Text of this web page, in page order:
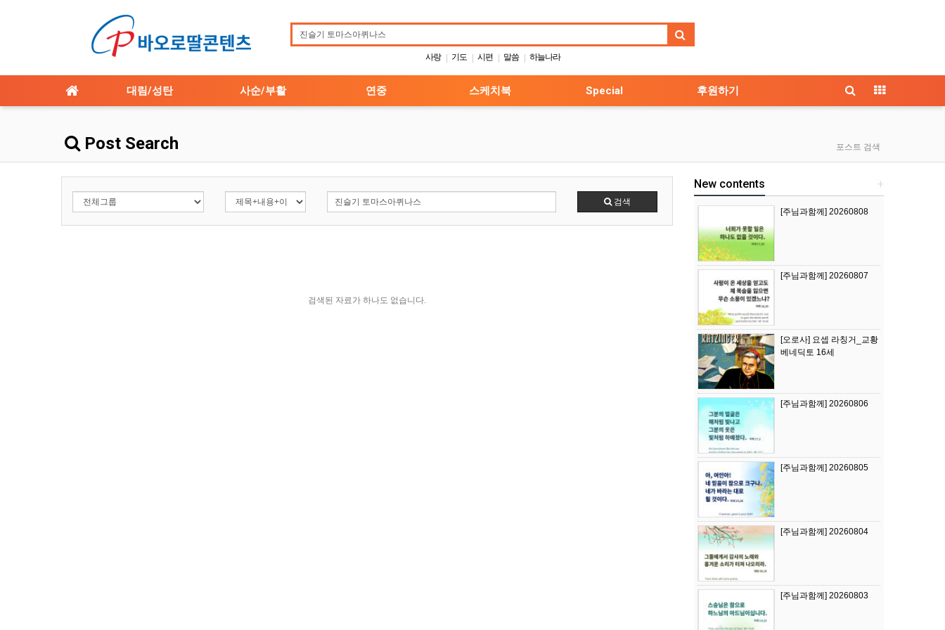
사랑 | 기도 | 시편 | 말씀 | 하늘나라
대림/성탄 사순/부활 연중 스케치북 Special 후원하기
Post Search 포스트 검색
검색
검색된 자료가 하나도 없습니다.
+
New contents
[주님과함께] 20260808
[주님과함께] 20260807
[오로사] 요셉 라칭거_교황
베네딕토 16세
[주님과함께] 20260806
[주님과함께] 20260805
[주님과함께] 20260804
[주님과함께] 20260803